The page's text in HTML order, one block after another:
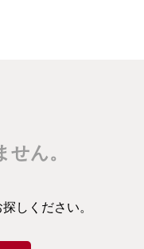
ん。
しください。